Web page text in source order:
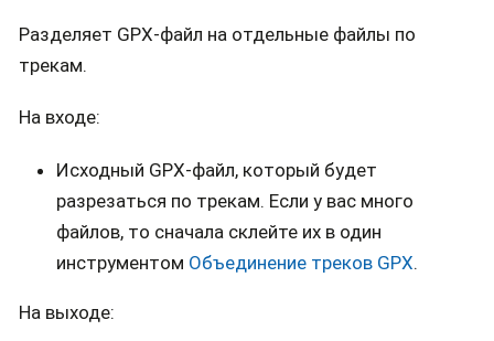
Разделяет GPX-файл на отдельные файлы по
трекам.
На входе:
Исходный GPX-файл, который будет
разрезаться по трекам. Если у вас много
файлов, то сначала склейте их в один
инструментом Объединение треков GPX.
На выходе: